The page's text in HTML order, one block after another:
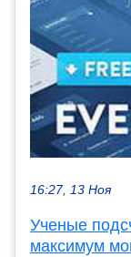
16:27, 13 Ноя
Ученые
максимум